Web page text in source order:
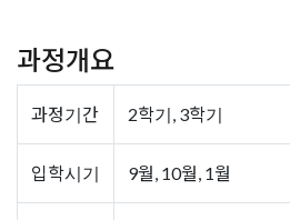
과정개요
과정기간 2학기, 3학기
입학시기 9월, 10월, 1월